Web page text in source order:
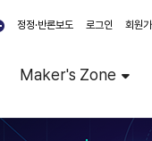
정정·반론보도 로그인 회원
Maker's Zone